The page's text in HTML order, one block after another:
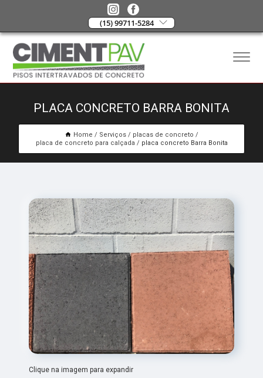
(15) 99711-5284
PLACA CONCRETO BARRA BONITA
Home Serviços
placas de concreto
placa de concreto para calçada
placa concreto Barra Bonita
Clique na imagem para expandir